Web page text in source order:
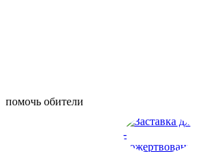
помочь обители